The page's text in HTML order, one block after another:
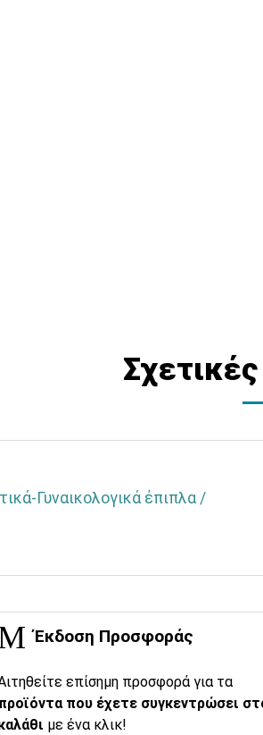
Γυναικολογικά έπιπλα /
Έκδοση Προσφοράς
επίσημη προσφορά για τα
που έχετε συγκεντρώσει
με ένα κλικ!